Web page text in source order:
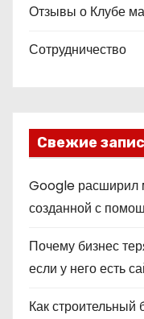
Отзывы о Клубе
Сотрудничество
Свежие
Google расширил
созданной с
Почему бизнес
если у него есть
Как строительный